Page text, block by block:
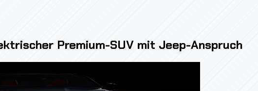
Premium-SUV mit Jeep-Anspruch